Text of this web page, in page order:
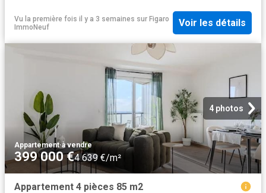
Vu la première fois il y a 3 semaines sur Figaro
ImmoNeuf
Voir les détails
4 photos
Appartement·à vendre
399 000 €4 639 €/m²
Appartement 4 pièces 85 m2